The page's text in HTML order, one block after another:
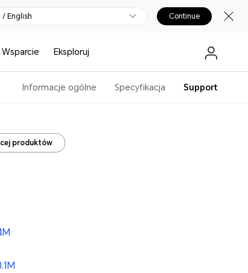
/ English Continue
Wsparcie Eksploruj
Informacje ogólne Specyfikacja Support
produktów